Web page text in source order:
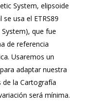
System, elipsoide
usa el ETRS89
que fue
de referencia
Usaremos un
adaptar nuestra
la Cartografía
será mínima.